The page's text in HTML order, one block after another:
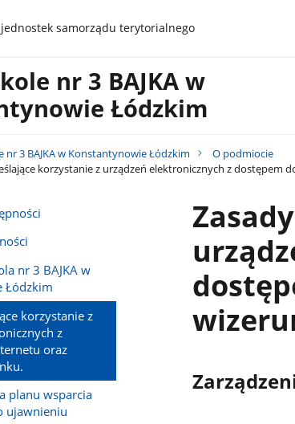
samorządu terytorialnego
nr 3 BAJKA w
Łódzkim
nr 3 BAJKA w Konstantynowie Łódzkim
O podmiocie
korzystanie z urządzeń elektronicznych z dostępem
nr 3 BAJKA w
Łódzkim
korzystanie z
z
oraz
planu wsparcia
ujawnieniu